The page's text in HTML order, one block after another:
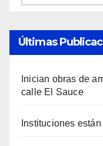
Últimas
Inician obras de
calle El Sauce
Instituciones